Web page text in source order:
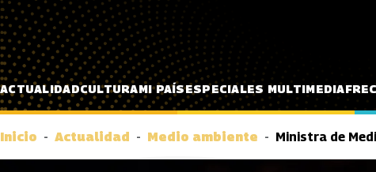
Pasar al contenido principal
ACTUALIDADCULTURAMI PAÍSESPECIALES MULTIMEDIA
Inicio Actualidad Medio ambiente Ministra de